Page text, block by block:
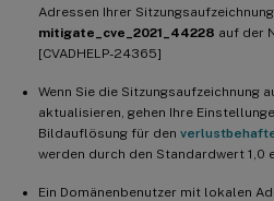
Adressen Ihrer
mitigate_cve_2021_44228 auf der
[CVADHELP-24365]
Wenn Sie die Sitzungsaufzeichnung
aktualisieren, gehen Ihre
Bildauflösung für den
werden durch den Standardwert 1,0
Ein Domänenbenutzer mit lokalen